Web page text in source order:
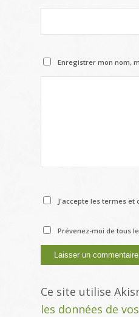
Enregistrer mon nom,
J'accepte les termes et
Prévenez-moi de tous
Ce site utilise
les données de